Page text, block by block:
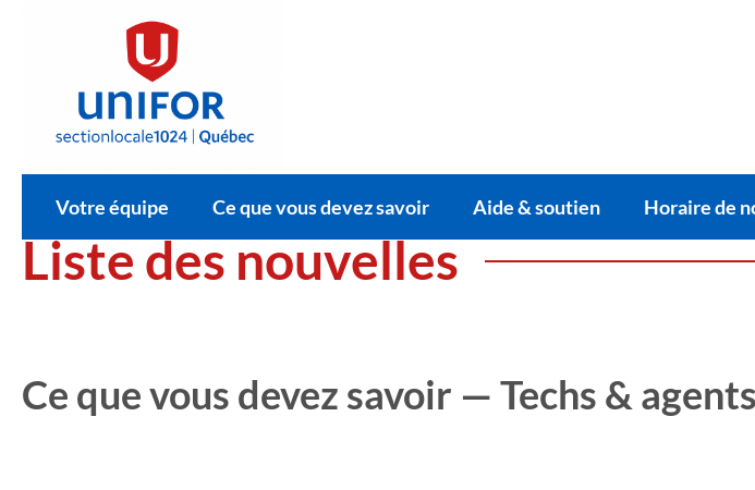
Votre équipe Ce que vous devez savoir Aide & soutien Horaire de
Liste des nouvelles
Ce que vous devez savoir — Techs &